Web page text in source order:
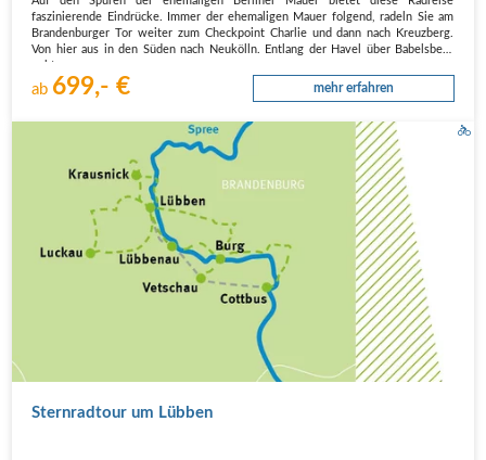
faszinierende Eindrücke. Immer der ehemaligen Mauer folgend, radeln Sie am
Brandenburger Tor weiter zum Checkpoint Charlie und dann nach Kreuzberg.
Von hier aus in den Süden nach Neukölln. Entlang der Havel über Babelsberg
ab 699,- € mehr erfahren
Sternradtour um Lübben